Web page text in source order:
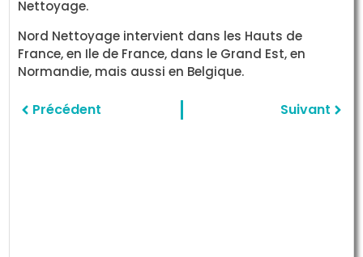
Nettoyage.
Nord Nettoyage intervient dans les Hauts de
France, en Ile de France, dans le Grand Est, en
Normandie, mais aussi en Belgique.
Précédent Suivant